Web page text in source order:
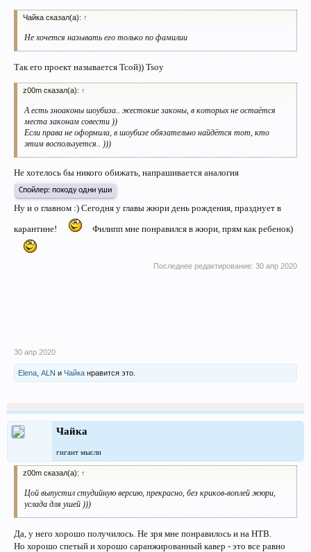
Чайка сказал(а): ↑
Не хочется называть его только по фамилии
Так его проект называется Тсой)) Tsoy
z00m сказал(а): ↑
А есть зноаконы шоубиза.. жестокие законы, в которых не остаётся
места законам совести ))
Если права не оформила, в шоубизе обязательно найдётся тот, кто
этим воспользуется.. )))
Не хотелось бы никого обижать, напрашивается аналогия
Спойлер: походу одни уши
Ну и о главном :) Сегодня у главы жюри день рождения, празднует в
карантине!
Филипп мне понравился в жюри, прям как ребенок)
Последнее редактирование: 30 апр 2020
30 апр 2020
Elena ALN и Чайка нравится это.
Чайка
гигант мысли
z00m сказал(а): ↑
Цой выпустил студийную версию, прекрасно, без криков-воплей жюри,
услада для ушей )))
Да, у него хорошо получилось. Не зря мне понравилось и на НТВ.
Но хорошо спетый и хорошо саранжированный кавер - это все равно